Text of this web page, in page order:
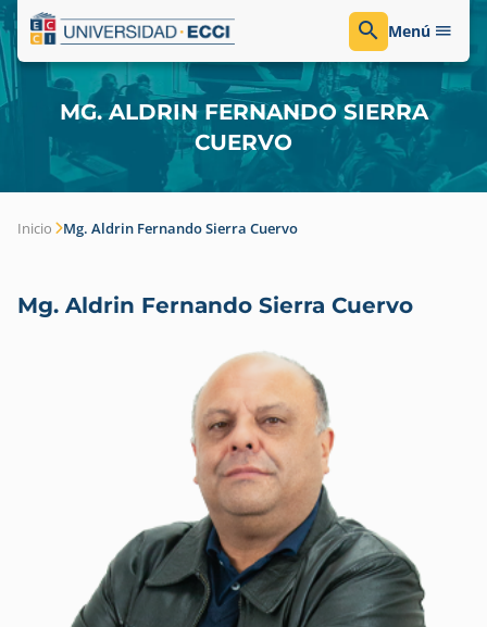
Menú
MG. ALDRIN FERNANDO SIERRA
CUERVO
Inicio Mg. Aldrin Fernando Sierra Cuervo
Mg. Aldrin Fernando Sierra Cuervo